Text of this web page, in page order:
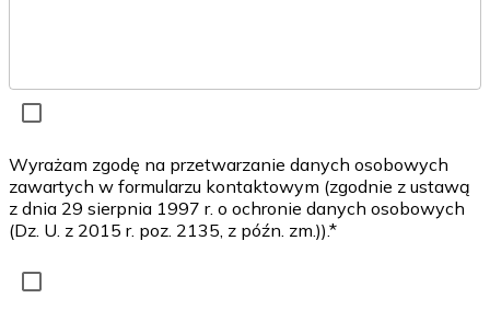
Wyrażam zgodę na przetwarzanie danych osobowych
zawartych w formularzu kontaktowym (zgodnie z ustawą
z dnia 29 sierpnia 1997 r. o ochronie danych osobowych
(Dz. U. z 2015 r. poz. 2135, z późn. zm.)).*